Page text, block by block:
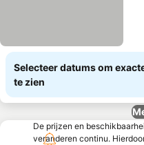
Selecteer datums om
te zien
De prijzen en
veranderen continu.